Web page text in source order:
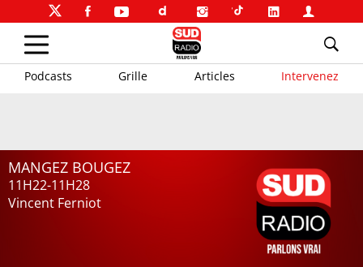
Podcasts Grille Articles Intervenez
MANGEZ BOUGEZ
11H22-11H28
Vincent Ferniot